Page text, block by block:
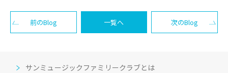
前のBlog 一覧へ 次のBlog
サンミュージックファミリークラブとは